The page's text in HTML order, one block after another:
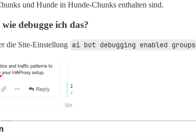
und Hunde in Hunde-Chunks enthalten sind.
debugge ich das?
die Site-Einstellung ai bot debugging enabled groups